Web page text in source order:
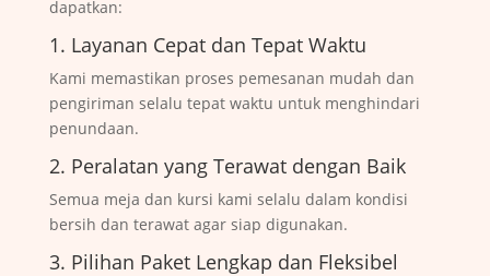
dapatkan:
1. Layanan Cepat dan Tepat Waktu
Kami memastikan proses pemesanan mudah dan
pengiriman selalu tepat waktu untuk menghindari
penundaan.
2. Peralatan yang Terawat dengan Baik
Semua meja dan kursi kami selalu dalam kondisi
bersih dan terawat agar siap digunakan.
3. Pilihan Paket Lengkap dan Fleksibel